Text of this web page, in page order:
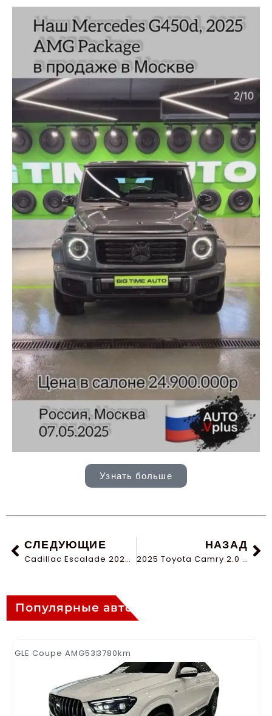
Узнать больше
СЛЕДУЮЩИЕ
Cadillac Escalade 2025 ESV-V Series Platinum Sport
НАЗАД
2025 Toyota Camry 2.0 HXS Sport Plus Edition Hibrid
Популярные авто
GLE Coupe AMG53 3780km